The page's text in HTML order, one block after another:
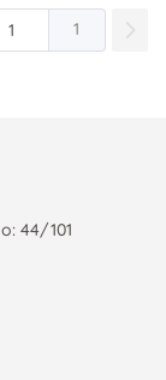
1
44/101